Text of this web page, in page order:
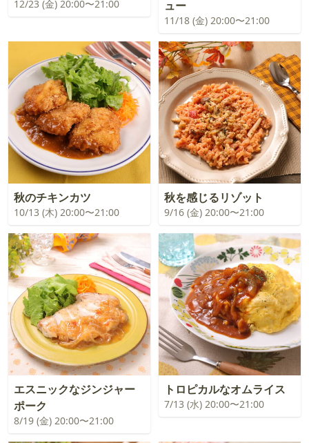
12/23 (金) 20:00〜21:00
ュー
11/18 (金) 20:00〜21:00
秋のチキンカツ
10/13 (木) 20:00〜21:00
秋を感じるリゾット
9/16 (金) 20:00〜21:00
エスニックなジンジャー
ポーク
8/19 (金) 20:00〜21:00
トロピカルなオムライス
7/13 (水) 20:00〜21:00